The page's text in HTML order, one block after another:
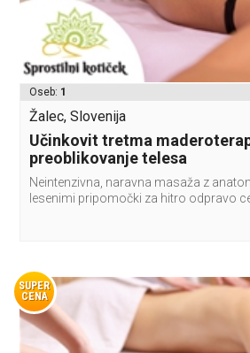
Oseb: 1
Žalec, Slovenija
Učinkovit tretma
preoblikovanje telesa
Neintenzivna, naravna masaža z
lesenimi pripomočki za hitro odpravo
SUPER
CENA